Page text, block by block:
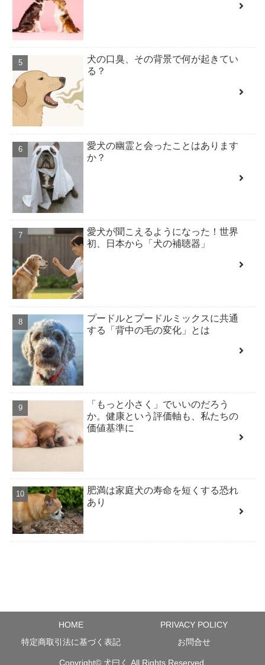
犬の口臭、その背景で何が起きてい
る？
愛犬の幽霊と会ったことはあります
か？
愛犬が聞こえるようになった！世界
初、日本から「犬の補聴器」
プードルとプードルミックスに共通
する「背中の毛の変化」とは
「もっと小さく」でいいのだろう
か。健康という評価軸も、私たちの
価値基準に
肥満は家庭犬の寿命を短くする恐れ
あり
HOME
PRIVACY POLICY
特定商取引法に基づく表記
お問合せ
Copyright© 犬曰く All Rights Reserved.